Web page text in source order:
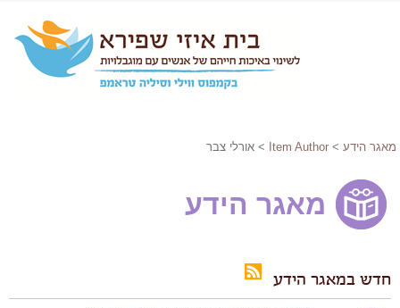
מאגר הידע >
Item Author > אורלי צבר
מאגר הידע
חדש במאגר הידע